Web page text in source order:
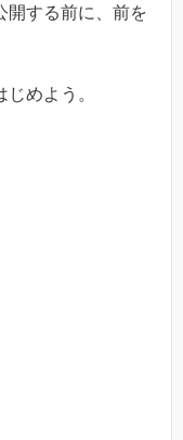
開する前に、前を
めよう。